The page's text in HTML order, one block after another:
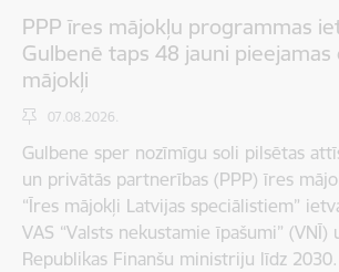
PPP īres mājokļu programmas
Gulbenē taps 48 jauni pieejamas
mājokļi
07.08.2026.
Gulbene sper nozīmīgu soli pilsētas
un privātās partnerības (PPP) īres
“Īres mājokļi Latvijas speciālistiem”
VAS “Valsts nekustamie īpašumi” (VNĪ)
Republikas Finanšu ministriju līdz